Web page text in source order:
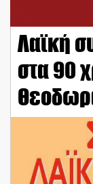
Λαϊκή
στα 90